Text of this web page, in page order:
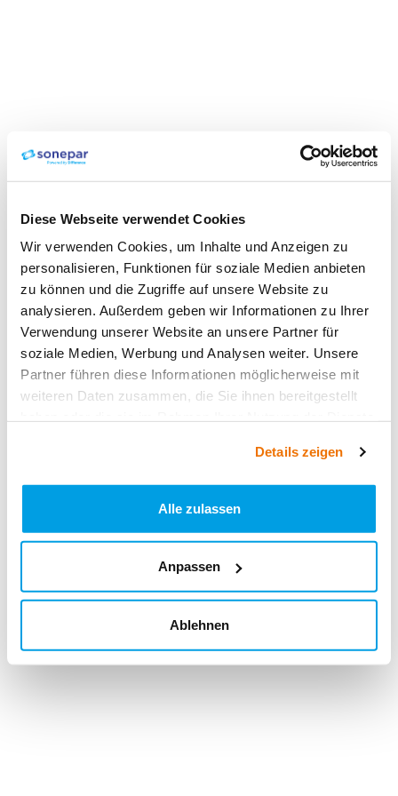
Diese Webseite verwendet Cookies
Wir verwenden Cookies, um Inhalte und Anzeigen zu
personalisieren, Funktionen für soziale Medien anbieten
zu können und die Zugriffe auf unsere Website zu
analysieren. Außerdem geben wir Informationen zu Ihrer
Verwendung unserer Website an unsere Partner für
soziale Medien, Werbung und Analysen weiter. Unsere
Partner führen diese Informationen möglicherweise mit
weiteren Daten zusammen, die Sie ihnen bereitgestellt
Details zeigen
Alle zulassen
Anpassen
Ablehnen